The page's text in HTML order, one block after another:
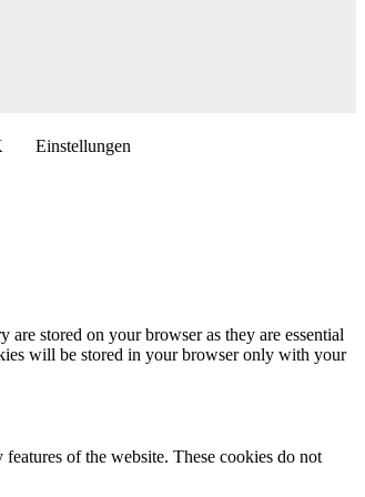
Einstellungen
stored on your browser as they are essential
will be stored in your browser only with your
of the website. These cookies do not